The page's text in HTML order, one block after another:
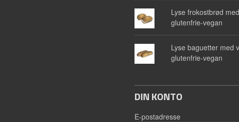
Lyse frokostbrød
glutenfrie-vegan
Lyse baguetter med
glutenfrie-vegan
DIN KONTO
E-postadresse